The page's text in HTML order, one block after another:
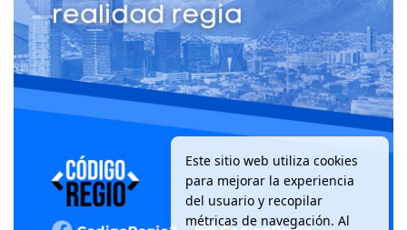
Este sitio web utiliza cookies
para mejorar la experiencia
del usuario y recopilar
métricas de navegación. Al